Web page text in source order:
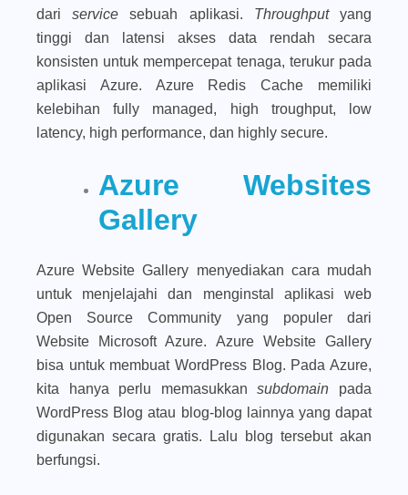
dariservicesebuah aplikasi. Throughputyang
tinggi dan latensi akses data rendah secara
konsisten untuk mempercepat tenaga, terukur pada
aplikasi Azure. Azure Redis Cache memiliki
kelebihan fully managed, high troughput, low
latency, high performance, dan highly secure.
Azure Websites
Gallery
Azure Website Gallery menyediakan cara mudah
untuk menjelajahi dan menginstal aplikasi web
Open Source Community yang populer dari
Website Microsoft Azure. Azure Website Gallery
bisa untuk membuat WordPress Blog. Pada Azure,
kita hanya perlu memasukkansubdomain pada
WordPress Blog atau blog-blog lainnya yang dapat
digunakan secara gratis. Lalu blog tersebut akan
berfungsi.